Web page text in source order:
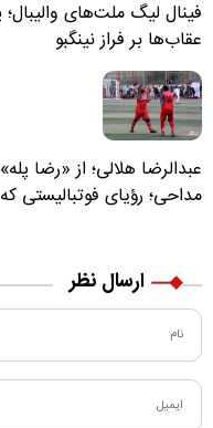
فینال لیگ ملت‌های والیبال؛
عقاب‌ها بر فراز نینگبو
عبدالرضا هلالی؛ از «رضا
مداحی؛ رؤیای فوتبالیستی که
ارسال نظر